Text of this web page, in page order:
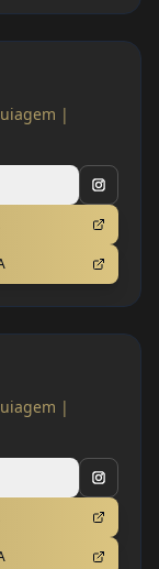
|
|